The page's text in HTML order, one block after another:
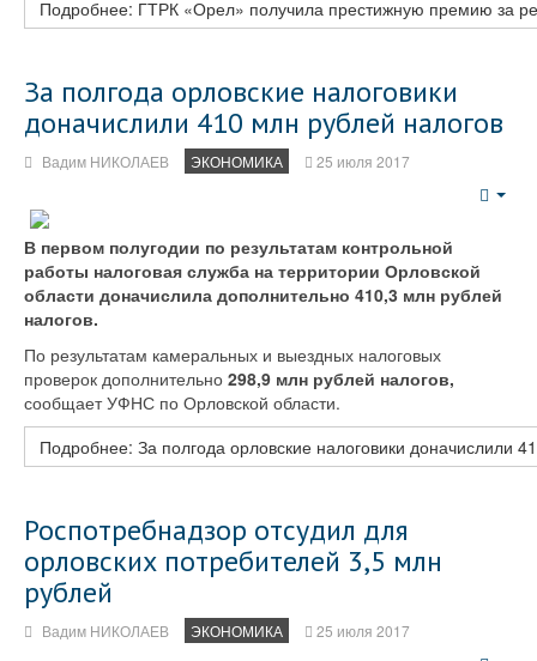
Подробнее: ГТРК «Орел» получила престижную премию за
За полгода орловские налоговики
доначислили 410 млн рублей налогов
Вадим НИКОЛАЕВ ЭКОНОМИКА 25 июля 2017
В первом полугодии по результатам контрольной
работы налоговая служба на территории Орловской
области доначислила дополнительно 410,3 млн рублей
налогов.
По результатам камеральных и выездных налоговых
проверок дополнительно 298,9 млн рублей налогов,
сообщает УФНС по Орловской области.
Подробнее: За полгода орловские налоговики доначислили
Роспотребнадзор отсудил для
орловских потребителей 3,5 млн
рублей
Вадим НИКОЛАЕВ ЭКОНОМИКА 25 июля 2017